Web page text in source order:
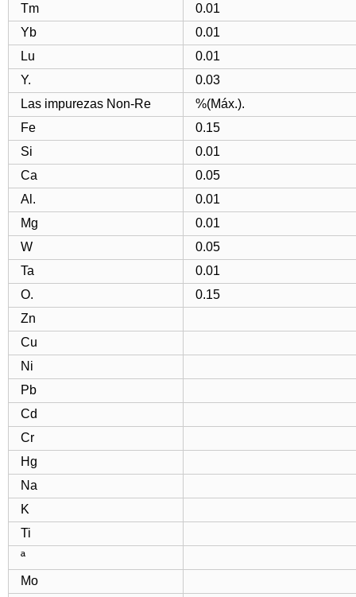
Tm
0.01
Yb
0.01
Lu
0.01
Y.
0.03
Las impurezas Non-Re
%(Máx.).
Fe
0.15
Si
0.01
Ca
0.05
Al.
0.01
Mg
0.01
W
0.05
Ta
0.01
O.
0.15
Zn
Cu
Ni
Pb
Cd
Cr
Hg
Na
K
Ti
ª
Mo